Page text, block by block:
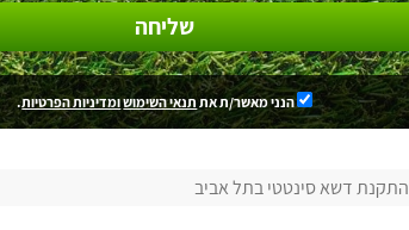
שליחה
הנני מאשר/ת את תנאי השימושומדיניות הפרטיות.
התקנת דשא סינטטי בתל אביב